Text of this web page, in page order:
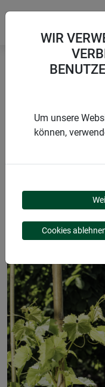
WIR
Um unsere
können,
Cookies